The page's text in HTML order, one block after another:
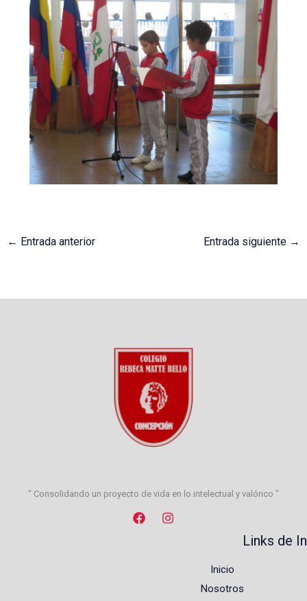
← Entrada anterior Entrada siguiente →
" Consolidando un proyecto de vida en lo intelectual y valórico "
Links de
Inicio
Nosotros